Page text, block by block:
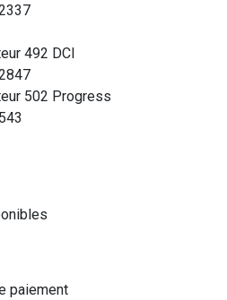
492 DCI
502 Progress
paiement